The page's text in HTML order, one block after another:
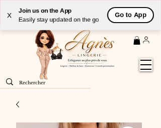
X
Join us on the App
Easily stay updated on the go
Go to App
Livraison GRATUITE(à partir de 59€) à domicile par
Colissimo en France métropolitaine